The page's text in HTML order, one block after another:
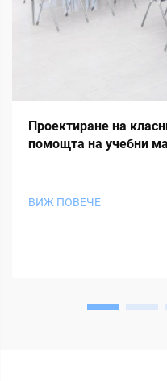
Проектиране на
помощта на учебни
ВИЖ ПОВЕЧЕ